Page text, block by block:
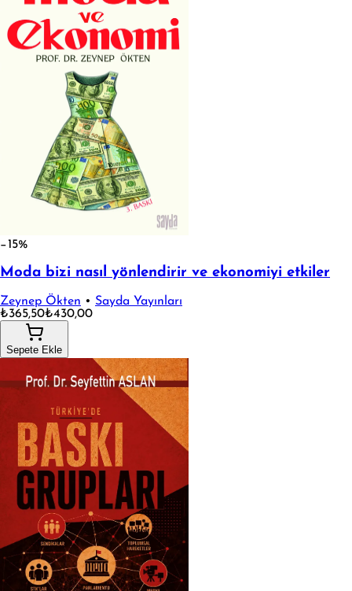
−15%
Moda bizi nasıl yönlendirir ve ekonomiyi etkiler
Zeynep Ökten • Sayda Yayınları
₺365,50₺430,00
Sepete Ekle